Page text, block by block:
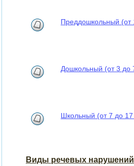
Преддошкольный (от
Дошкольный (от 3 до
Школьный (от 7 до 17
Виды речевых нарушений